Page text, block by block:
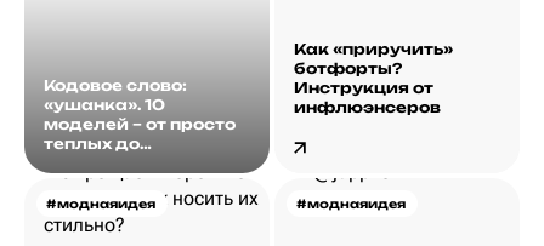
Кодовое слово:
«ушанка». 10
моделей – от просто
теплых до
Как «приручить»
ботфорты?
Инструкция от
инфлюэнсеров
#моднаяидея #моднаяидея